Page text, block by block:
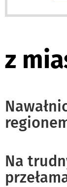
z
Na